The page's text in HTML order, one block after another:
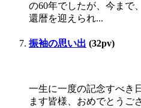
の60年でしたが、今まで
還暦を迎えられ...
振袖の思い出 (32pv)
一生に一度の記念すべき
ます皆様、おめでとうご